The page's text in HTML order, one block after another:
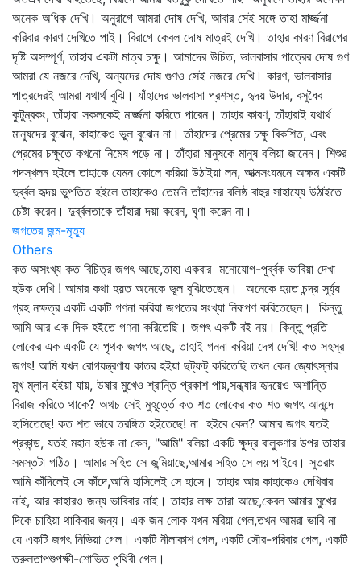
অনেক অধিক দেখি। অনুরাগে আমরা দোষ দেখি, আবার সেই সঙ্গে তাহা মার্জ্জনা
করিবার কারণ দেখিতে পাই। বিরাগে কেবল দোষ মাত্রই দেখি। তাহার কারণ বিরাগের
দৃষ্টি অসম্পূর্ণ, তাহার একটা মাত্র চক্ষু। আমাদের উচিত, ভালবাসার পাত্রের দোষ গুণ
আমরা যে নজরে দেখি, অন্যদের দোষ গুণও সেই নজরে দেখি। কারণ, ভালবাসার
পাত্রদেরই আমরা যথার্থ বুঝি। যাঁহাদের ভালবাসা প্রশস্ত, হৃদয় উদার, বসুধৈব
কুটুম্বকং, তাঁহারা সকলকেই মার্জ্জনা করিতে পারেন। তাহার কারণ, তাঁহারাই যথার্থ
মানুষদের বুঝেন, কাহাকেও ভুল বুঝেন না। তাঁহাদের প্রেমের চক্ষু বিকশিত, এবং
প্রেমের চক্ষুতে কখনো নিমেষ পড়ে না। তাঁহারা মানুষকে মানুষ বলিয়া জানেন। শিশুর
পদস্খলন হইলে তাহাকে যেমন কোলে করিয়া উঠাইয়া লন, আত্মসংযমনে অক্ষম একটি
দুর্ব্বল হৃদয় ভুপতিত হইলে তাহাকেও তেমনি তাঁহাদের বলিষ্ঠ বাহুর সাহায্যে উঠাইতে
চেষ্টা করেন। দুর্ব্বলতাকে তাঁহারা দয়া করেন, ঘৃণা করেন না।
জগতের জন্ম-মৃত্যু
Others
কত অসংখ্য কত বিচিত্র জগৎ আছে,তাহা একবার মনোযোগ-পূর্ব্বক ভাবিয়া দেখা
হউক দেখি ! আমার কথা হয়ত অনেকে ভূল বুঝিতেছেন। অনেকে হয়ত চন্দ্র সূর্য্য
গ্রহ নক্ষত্র একটি একটি গণনা করিয়া জগতের সংখ্যা নিরূপণ করিতেছেন। কিন্তু
আমি আর এক দিক হইতে গণনা করিতেছি। জগৎ একটি বই নয়। কিন্তু প্রতি
লোকের এক একটি যে পৃথক জগৎ আছে, তাহাই গননা করিয়া দেখ দেখি! কত সহস্র
জগৎ! আমি যখন রোগযন্ত্রণায় কাতর হইয়া ছট্‌ফট্‌ করিতেছি তখন কেন জ্যোৎস্নার
মুখ ম্লান হইয়া যায়, উষার মুখেও শ্রান্তি প্রকাশ পায়,সন্ধ্যার হৃদয়েও অশান্তি
বিরাজ করিতে থাকে? অথচ সেই মুহূর্ত্তে কত শত লোকের কত শত জগৎ আনন্দে
হাসিতেছে! কত শত ভাবে তরঙ্গিত হইতেছে! না হইবে কেন? আমার জগৎ যতই
প্রকান্ড, যতই মহান হউক না কেন, "আমি" বলিয়া একটি ক্ষুদ্র বালুকণার উপর তাহার
সমস্তটা গঠিত। আমার সহিত সে জন্মিয়াছে,আমার সহিত সে লয় পাইবে। সুতরাং
আমি কাঁদিলেই সে কাঁদে,আমি হাসিলেই সে হাসে। তাহার আর কাহাকেও দেখিবার
নাই, আর কাহারও জন্য ভাবিবার নাই। তাহার লক্ষ তারা আছে,কেবল আমার মুখের
দিকে চাহিয়া থাকিবার জন্য। এক জন লোক যখন মরিয়া গেল,তখন আমরা ভাবি না
যে একটি জগৎ নিভিয়া গেল। একটি নীলাকাশ গেল, একটি সৌর-পরিবার গেল, একটি
তরুলতাপশুপক্ষী-শোভিত পৃথিবী গেল।